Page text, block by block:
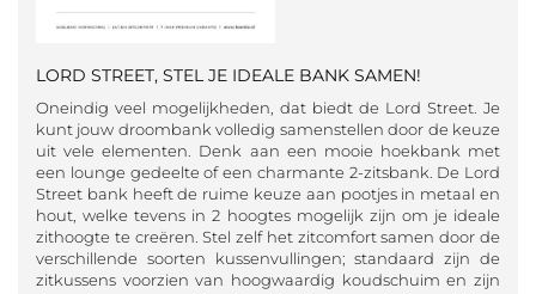
LORD STREET, STEL JE IDEALE BANK SAMEN!
Oneindig veel mogelijkheden, dat biedt de Lord Street. Je
kunt jouw droombank volledig samenstellen door de keuze
uit vele elementen. Denk aan een mooie hoekbank met
een lounge gedeelte of een charmante 2-zitsbank. De Lord
Street bank heeft de ruime keuze aan pootjes in metaal en
hout, welke tevens in 2 hoogtes mogelijk zijn om je ideale
zithoogte te creëren. Stel zelf het zitcomfort samen door de
verschillende soorten kussenvullingen; standaard zijn de
zitkussens voorzien van hoogwaardig koudschuim en zijn